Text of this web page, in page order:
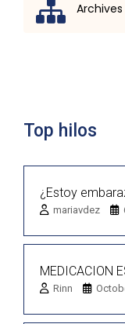
Archives
Top hilos
¿Estoy
mariavdez
MEDICACION
Rinn